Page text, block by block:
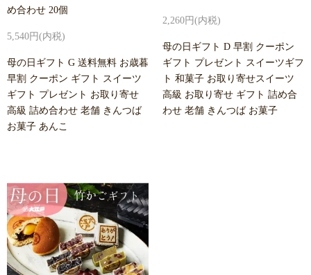
め合わせ 20個
5,540円(内税)
母の日ギフト G 送料無料 お歳暮
早割 クーポン ギフト スイーツ
ギフト プレゼント お取り寄せ
高級 詰め合わせ 老舗 きんつば
お菓子 あんこ
2,260円(内税)
母の日ギフト D 早割 クーポン
ギフト プレゼント スイーツギフ
ト 和菓子 お取り寄せスイーツ
高級 お取り寄せ ギフト 詰め合
わせ 老舗 きんつば お菓子